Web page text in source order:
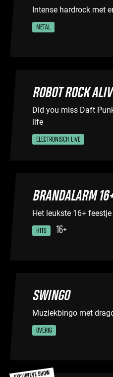
Intense hardrock met
METAL
ROBOT ROCK
Did you miss Daft
life
ELECTRONISCH LIVE
BRANDALARM
Het leukste 16+
HITS 16+
SWINGO
Muziekbingo met
OVERIG